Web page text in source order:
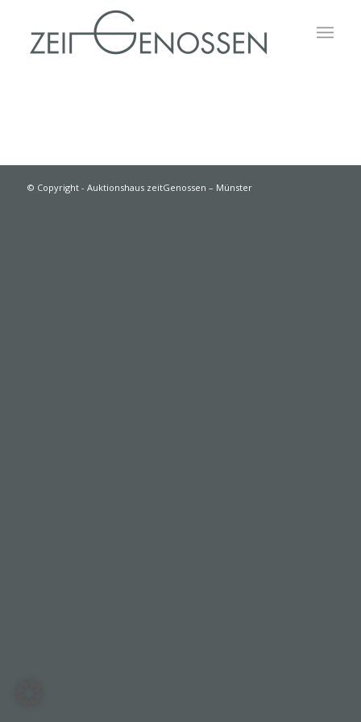
© Copyright - Auktionshaus zeitGenossen – Münster